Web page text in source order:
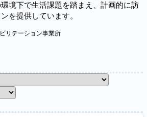
境下で生活課題を踏まえ、計画的に訪
を提供しています。
リテーション事業所